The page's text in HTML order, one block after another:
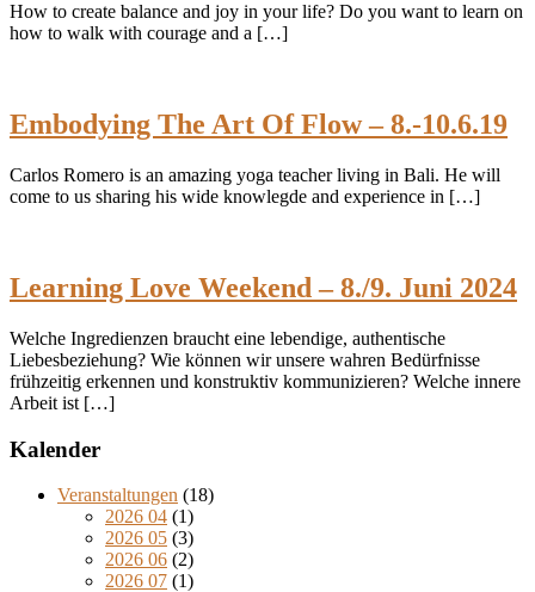
How to create balance and joy in your life? Do you want to learn on
how to walk with courage and a […]
Embodying The Art Of Flow – 8.-10.6.19
Carlos Romero is an amazing yoga teacher living in Bali. He will
come to us sharing his wide knowlegde and experience in […]
Learning Love Weekend – 8./9. Juni 2024
Welche Ingredienzen braucht eine lebendige, authentische
Liebesbeziehung? Wie können wir unsere wahren Bedürfnisse
frühzeitig erkennen und konstruktiv kommunizieren? Welche innere
Arbeit ist […]
Kalender
Veranstaltungen (18)
2026 04 (1)
2026 05 (3)
2026 06 (2)
2026 07 (1)